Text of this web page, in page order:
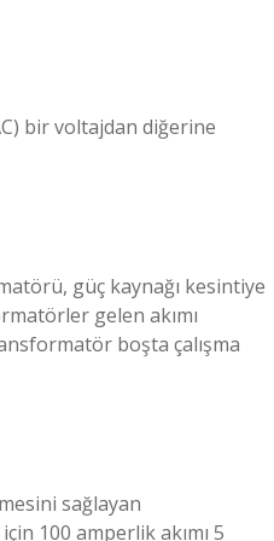
bir voltajdan diğerine
güç kaynağı kesintiye
gelen akımı
boşta çalışma
sağlayan
100 amperlik akımı 5